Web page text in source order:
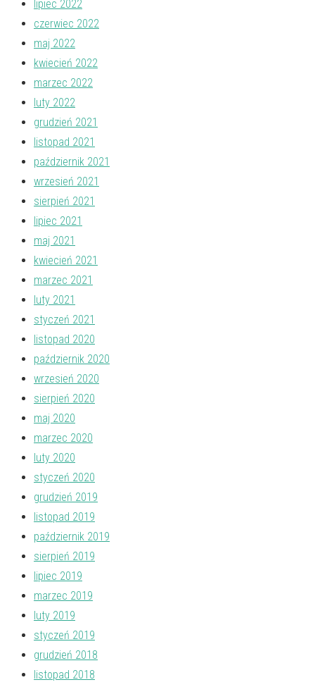
lipiec 2022
czerwiec 2022
maj 2022
kwiecień 2022
marzec 2022
luty 2022
grudzień 2021
listopad 2021
październik 2021
wrzesień 2021
sierpień 2021
lipiec 2021
maj 2021
kwiecień 2021
marzec 2021
luty 2021
styczeń 2021
listopad 2020
październik 2020
wrzesień 2020
sierpień 2020
maj 2020
marzec 2020
luty 2020
styczeń 2020
grudzień 2019
listopad 2019
październik 2019
sierpień 2019
lipiec 2019
marzec 2019
luty 2019
styczeń 2019
grudzień 2018
listopad 2018